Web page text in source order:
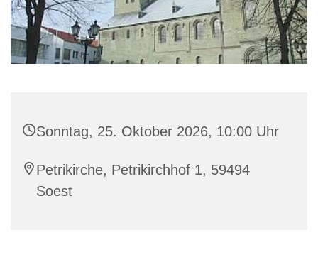
Sonntag, 25. Oktober 2026, 10:00 Uhr
Petrikirche, Petrikirchhof 1, 59494
Soest